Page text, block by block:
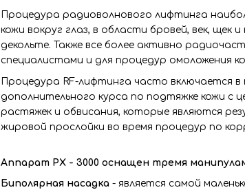
Процедура радиоволнового лифтинга
кожи вокруг глаз, в области бровей, век, щек
декольте. Также все более активно
специалистами и для процедур омоложения
Процедура RF-лифтинга часто включается в
дополнительного курса по подтяжке кожи с
растяжек и обвисания, которые являются
жировой прослойки во время процедур по
Аппарат РХ - 3000 оснащен тремя
Биполярная насадка - является самой